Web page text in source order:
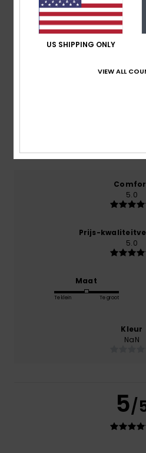
Reviews van klanten
100% van onze klanten
5.0
Prijs-
5.0
Maat
Te klein Te groot
Kleur
NaN
5/
US SHIPPING ONLY
VIEW ALL